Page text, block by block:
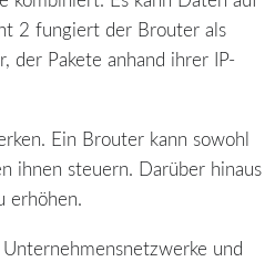
2 fungiert der Brouter als
der Pakete anhand ihrer IP-
Ein Brouter kann sowohl
ihnen steuern. Darüber hinaus
erhöhen.
und